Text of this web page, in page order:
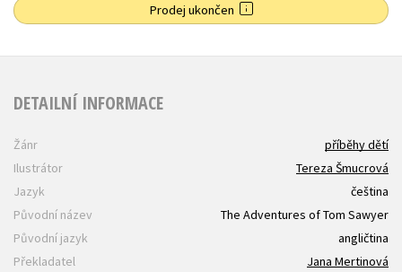
Prodej ukončen
DETAILNÍ INFORMACE
Žánr
příběhy dětí
Ilustrátor
Tereza Šmucrová
Jazyk
čeština
Původní název
The Adventures of Tom Sawyer
Původní jazyk
angličtina
Překladatel
Jana Mertinová